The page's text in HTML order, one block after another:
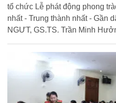
tổ chức Lễ phát động phong
nhất - Trung thành nhất - Gần
NGƯT, GS.TS. Trần Minh